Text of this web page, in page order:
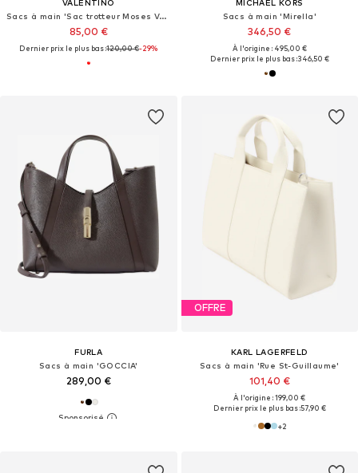
VALENTINO
Sacs à main 'Sac trotteur Moses Valentino Rosso Scuro'
85,00 €
Dernier prix le plus bas :120,00 €-29%
MICHAEL KORS
Sacs à main 'Mirella'
346,50 €
À l'origine : 495,00 €
Dernier prix le plus bas :346,50 €
FURLA
Sacs à main 'GOCCIA'
289,00 €
OFFRE
KARL LAGERFELD
Sacs à main 'Rue St-Guillaume'
101,40 €
À l'origine : 199,00 €
Dernier prix le plus bas :57,90 €
+2